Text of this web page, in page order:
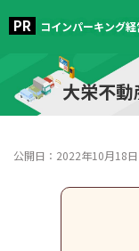
コインパーキング
大栄不動
公開日： 2022年10月18日